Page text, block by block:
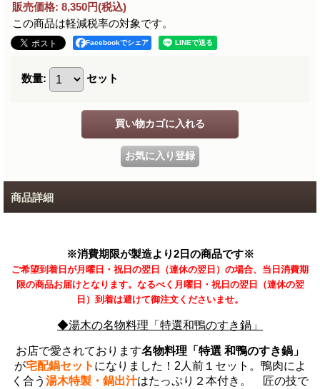
販売価格: 8,350円(税込)
この商品は軽減税率の対象です。
Facebookでシェア
数量: セット
商品詳細
※消費期限が製造より2日の商品です※
ご希望到着日が月曜日・祝日の翌日（連休の翌日）の場合、当日消費期
限の商品お届けとなります。なるべく月曜日・祝日の翌日（連休の翌
日）到着は避けて御注文くださいませ。
◆湯木の名物料理「特選和鴨のすき鍋」
お店で愛されております名物料理「特選 和鴨のすき鍋」
が宅配鍋セット になりました！ 2人前１セット。鴨肉によ
く合う 湯木特製・鍋出汁はたっぷり２本付き。
匠の技で